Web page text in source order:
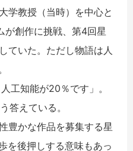
学教授（当時）を中心と
が創作に挑戦、第4回星
ていた。ただし物語は人
工知能が20％です」。
答えている。
豊かな作品を募集する星
を後押しする意味もあっ